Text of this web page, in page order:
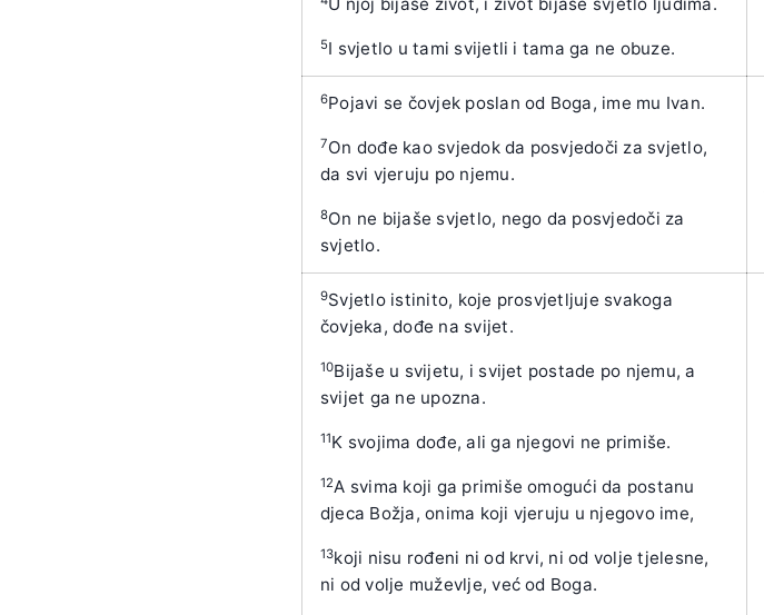
U njoj bijaše život, i život bijaše svjetlo ljudima.
5I svjetlo u tami svijetli i tama ga ne obuze.
6Pojavi se čovjek poslan od Boga, ime mu Ivan.
7On dođe kao svjedok da posvjedoči za svjetlo,
da svi vjeruju po njemu.
8On ne bijaše svjetlo, nego da posvjedoči za
svjetlo.
9Svjetlo istinito, koje prosvjetljuje svakoga
čovjeka, dođe na svijet.
10Bijaše u svijetu, i svijet postade po njemu, a
svijet ga ne upozna.
11K svojima dođe, ali ga njegovi ne primiše.
12A svima koji ga primiše omogući da postanu
djeca Božja, onima koji vjeruju u njegovo ime,
13koji nisu rođeni ni od krvi, ni od volje tjelesne,
ni od volje muževlje, već od Boga.